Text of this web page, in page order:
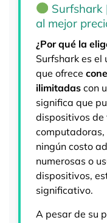
Surfshark
al mejor
¿Por qué la
Surfshark es el
que ofrece
ilimitadas con
significa que
dispositivos de
computadoras,
ningún costo
numerosas o
dispositivos,
significativo.
A pesar de su